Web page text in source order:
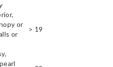
or
or
> 19